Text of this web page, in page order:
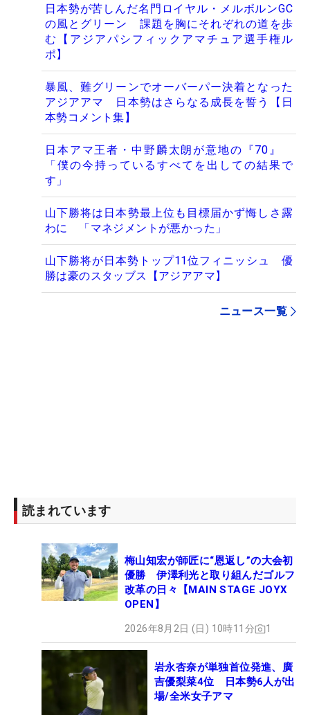
日本勢が苦しんだ名門ロイヤル・メルボルンGC
の風とグリーン 課題を胸にそれぞれの道を歩
む【アジアパシフィックアマチュア選手権ル
ポ】
暴風、難グリーンでオーバーパー決着となった
アジアアマ 日本勢はさらなる成長を誓う【日
本勢コメント集】
日本アマ王者・中野麟太朗が意地の『70』
「僕の今持っているすべてを出しての結果で
す」
山下勝将は日本勢最上位も目標届かず悔しさ露
わに 「マネジメントが悪かった」
山下勝将が日本勢トップ11位フィニッシュ 優
勝は豪のスタッブス【アジアアマ】
ニュース一覧
読まれています
梅山知宏が師匠に“恩返し”の大会初
優勝 伊澤利光と取り組んだゴルフ
改革の日々【MAIN STAGE JOYX
OPEN】
2026年8月2日 (日) 10時11分 1
岩永杏奈が単独首位発進、廣
吉優梨菜4位 日本勢6人が出
場/全米女子アマ